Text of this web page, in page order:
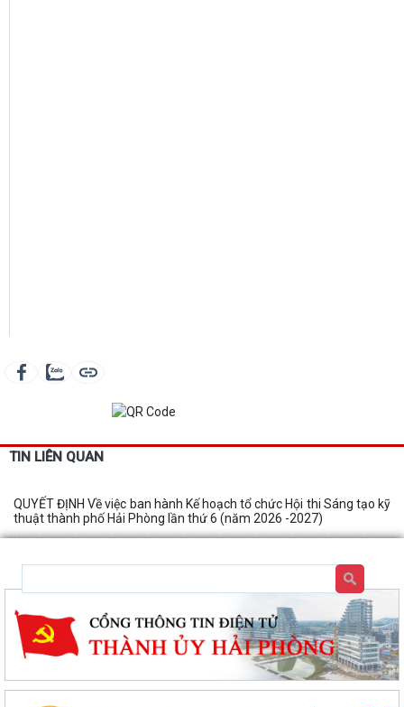
TIN LIÊN QUAN
QUYẾT ĐỊNH Về việc ban hành Kế hoạch tổ chức Hội thi Sáng tạo kỹ
thuật thành phố Hải Phòng lần thứ 6 (năm 2026 -2027)